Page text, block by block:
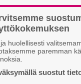
enemmänkin
kaksi erillistä
ihanan
vaikka hinta
huolellisesti
paremman
suostut